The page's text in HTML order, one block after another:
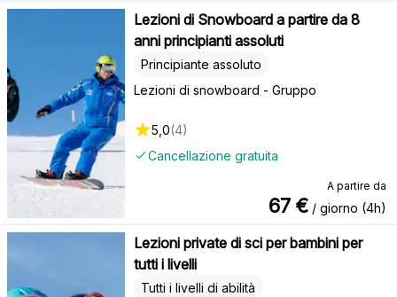
Lezioni di Snowboard a partire da 8
anni principianti assoluti
Lezioni di snowboard - Gruppo
Principiante assoluto
Cancellazione gratuita
5,0(4)
A partire da
67 € / giorno (4h)
Lezioni private di sci per bambini per
tutti i livelli
Tutti i livelli di abilità